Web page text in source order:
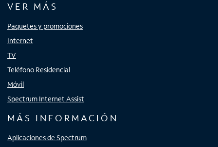
VER MÁS
Paquetes y promociones
Internet
TV
Teléfono Residencial
Móvil
Spectrum Internet Assist
MÁS INFORMACIÓN
Aplicaciones de Spectrum